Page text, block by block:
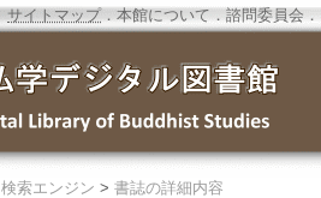
サイトマップ．本館について ． 諮問委員会 ．
検索エンジン > 書誌の詳細内容